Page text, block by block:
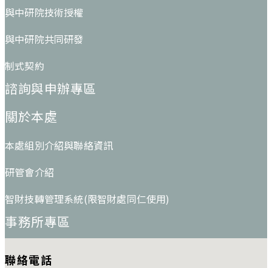
與中研院技術授權
與中研院共同研發
制式契約
諮詢與申辦專區
關於本處
本處組別介紹與聯絡資訊
研管會介紹
智財技轉管理系統(限智財處同仁使用)
事務所專區
聯絡電話